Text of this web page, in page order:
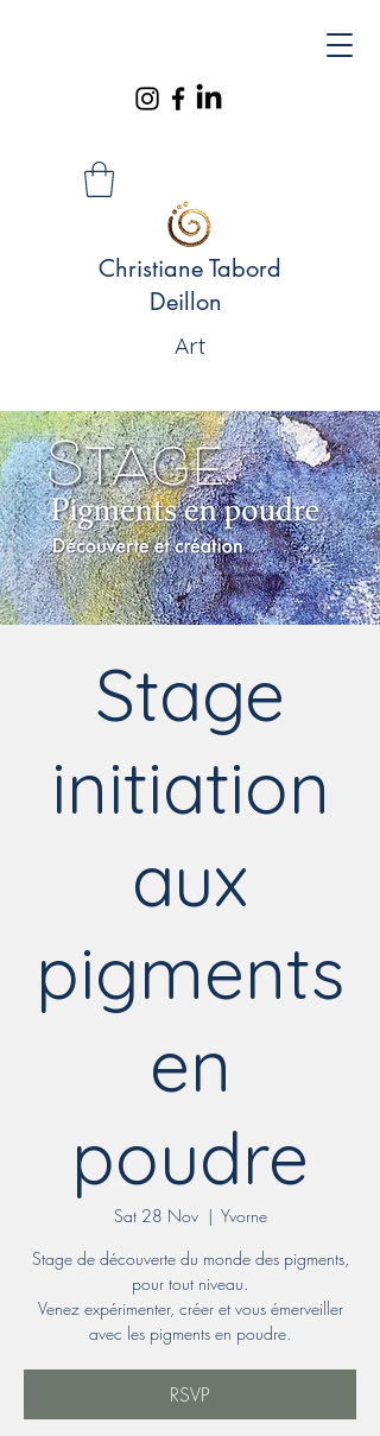
Christiane Tabord
Deillon
Art
Stage
initiation
aux
pigments
en
poudre
Sat 28 Nov
  |
Yvorne
Stage de découverte du monde des pigments,
pour tout niveau.
Venez expérimenter, créer et vous émerveiller
avec les pigments en poudre.
RSVP